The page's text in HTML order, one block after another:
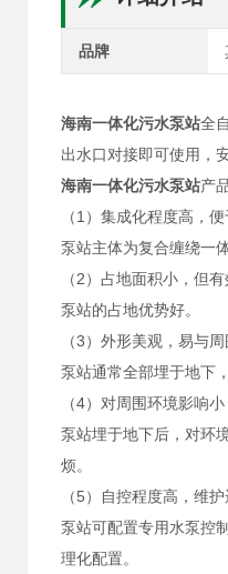
品牌
海南一体化污水泵站全
出水口对接即可使用，
海南一体化污水泵站产
（1）集成化程度高，
泵站主体为复合缠绕一
（2）占地面积小，但
泵站的占地优势好。
（3）外形美观，易与
泵站通常全部埋于地下
（4）对周围环境影响小
泵站埋于地下后，对环
烦。
（5）自控程度高，维
泵站可配置专用水泵控
理化配置。